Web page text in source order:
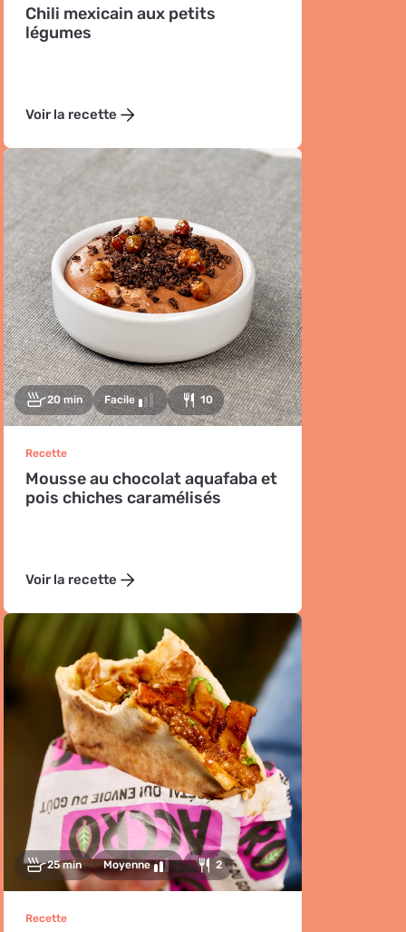
Chili mexicain aux petits
légumes
Voir la recette
20 min Facile 10
Recette
Mousse au chocolat aquafaba et
pois chiches caramélisés
Voir la recette
25 min Moyenne 2
Recette